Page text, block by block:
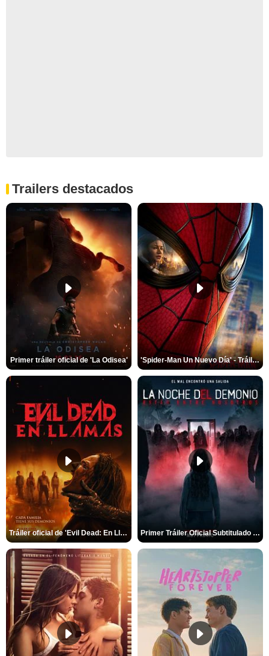
Trailers destacados
Primer tráiler oficial de 'La Odisea' 'Spider-Man Un Nuevo Día' - Tráiler oficial subtitulado
Tráiler oficial de 'Evil Dead: En Llamas' Primer Tráiler Oficial Subtitulado de 'La Noche Del Demonio: Están Entre Nosotros'